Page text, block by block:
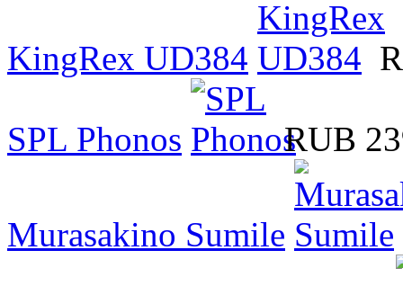
KingRex UD384
SPL Phonos RUB
Murasakino Sumile